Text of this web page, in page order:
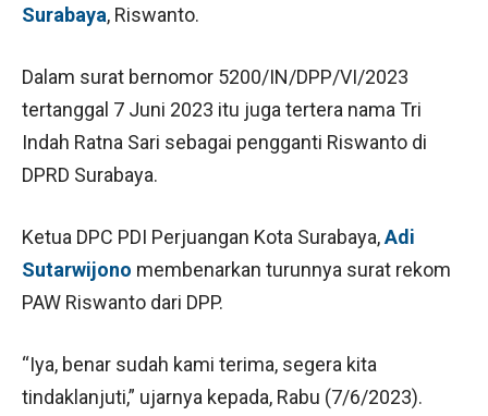
Surabaya, Riswanto.
Dalam surat bernomor 5200/IN/DPP/VI/2023
tertanggal 7 Juni 2023 itu juga tertera nama Tri
Indah Ratna Sari sebagai pengganti Riswanto di
DPRD Surabaya.
Ketua DPC PDI Perjuangan Kota Surabaya,Adi
Sutarwijono membenarkan turunnya surat rekom
PAW Riswanto dari DPP.
“Iya, benar sudah kami terima, segera kita
tindaklanjuti,” ujarnya kepada, Rabu (7/6/2023).